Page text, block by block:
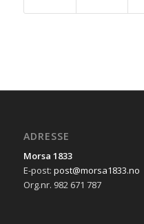
ADRESSE
Morsa 1833
E-post: post@morsa1833.no
Org.nr. 982 671 787